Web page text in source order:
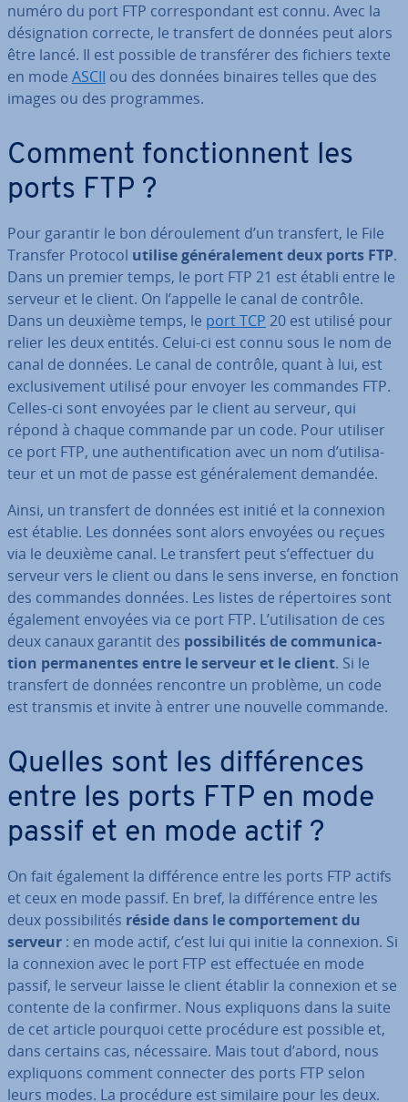
numéro du port FTP cor­res­pon­dant est connu. Avec la
dé­sig­na­tion correcte, le transfert de données peut alors
être lancé. Il est possible de trans­fé­rer des fichiers texte
en mode ASCII ou des données binaires telles que des
images ou des pro­grammes.
Comment fonc­tion­nent les
ports FTP ?
Pour garantir le bon dé­rou­le­ment d’un transfert, le File
Transfer Protocol utilise gé­né­ra­le­ment deux ports FTP.
Dans un premier temps, le port FTP 21 est établi entre le
serveur et le client. On l’appelle le canal de contrôle.
Dans un deuxième temps, le port TCP 20 est utilisé pour
relier les deux entités. Celui-ci est connu sous le nom de
canal de données. Le canal de contrôle, quant à lui, est
ex­clu­si­ve­ment utilisé pour envoyer les commandes FTP.
Celles-ci sont envoyées par le client au serveur, qui
répond à chaque commande par un code. Pour utiliser
ce port FTP, une au­then­ti­fi­ca­tion avec un nom d’uti­li­sa­
teur et un mot de passe est gé­né­ra­le­ment demandée.
Ainsi, un transfert de données est initié et la connexion
est établie. Les données sont alors envoyées ou reçues
via le deuxième canal. Le transfert peut s’effectuer du
serveur vers le client ou dans le sens inverse, en fonction
des commandes données. Les listes de ré­per­toires sont
également envoyées via ce port FTP. L’uti­li­sa­tion de ces
deux canaux garantit des pos­si­bi­li­tés de com­mu­ni­ca­
tion per­ma­nentes entre le serveur et le client. Si le
transfert de données rencontre un problème, un code
est transmis et invite à entrer une nouvelle commande.
Quelles sont les dif­fé­rences
entre les ports FTP en mode
passif et en mode actif ?
On fait également la dif­fé­rence entre les ports FTP actifs
et ceux en mode passif. En bref, la dif­fé­rence entre les
deux pos­si­bi­li­tés réside dans le com­por­te­ment du
serveur : en mode actif, c’est lui qui initie la connexion. Si
la connexion avec le port FTP est effectuée en mode
passif, le serveur laisse le client établir la connexion et se
contente de la confirmer. Nous ex­pli­quons dans la suite
de cet article pourquoi cette procédure est possible et,
dans certains cas, né­ces­saire. Mais tout d’abord, nous
ex­pli­quons comment connecter des ports FTP selon
leurs modes. La procédure est similaire pour les deux.